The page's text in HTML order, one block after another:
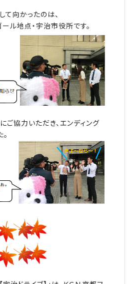
て向かったのは、
ル地点・宇治市役所です。
ご協力いただき、エンディング